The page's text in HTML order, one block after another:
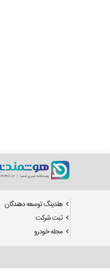
هلدینگ توسعه دهندگان
ثبت شرکت
مجله خودرو